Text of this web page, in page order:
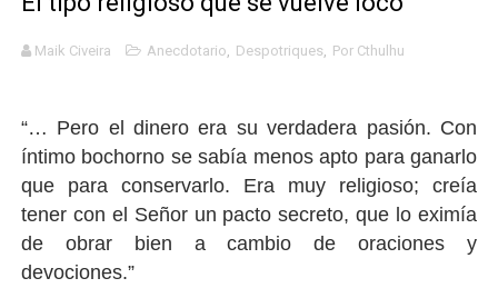
Llévenmelo fuchachos: El adiós a 'THE BOYS'
La falacia etimológica
Mario: La epopeya del fontanero - Parte II
Maik Civeira Anecdotario, Despotriques, Por Cthulhu
“… Pero el dinero era su verdadera pasión. Con
íntimo bochorno se sabía menos apto para ganarlo
que para conservarlo. Era muy religioso; creía
tener con el Señor un pacto secreto, que lo eximía
de obrar bien a cambio de oraciones y
devociones.”